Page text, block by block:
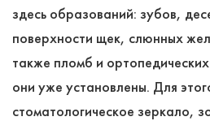
здесь образований: зубов,
поверхности щек, слюнных
также пломб и
они уже установлены. Для
стоматологическое зеркало,